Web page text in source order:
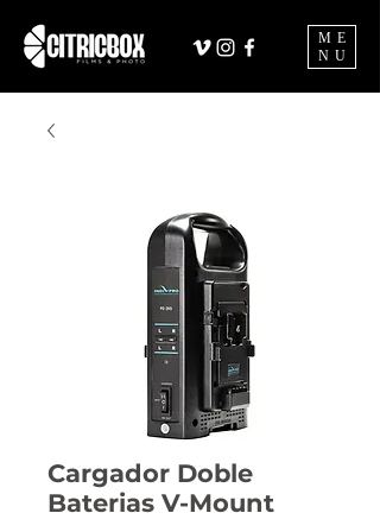
ME
NU
Cargador Doble
Baterias V-Mount